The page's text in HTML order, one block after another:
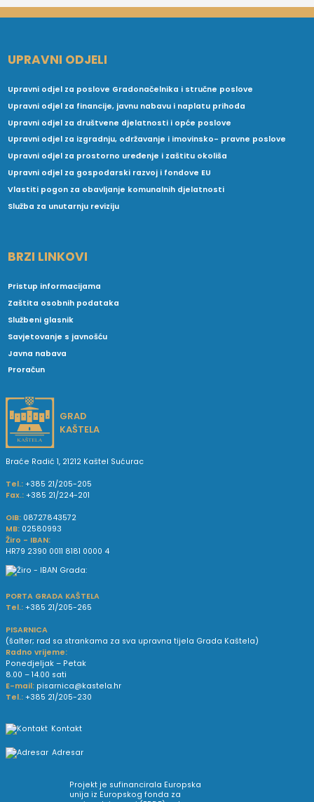
UPRAVNI ODJELI
Upravni odjel za poslove Gradonačelnika i stručne poslove
Upravni odjel za financije, javnu nabavu i naplatu prihoda
Upravni odjel za društvene djelatnosti i opće poslove
Upravni odjel za izgradnju, održavanje i imovinsko- pravne poslove
Upravni odjel za prostorno uređenje i zaštitu okoliša
Upravni odjel za gospodarski razvoj i fondove EU
Vlastiti pogon za obavljanje komunalnih djelatnosti
Služba za unutarnju reviziju
BRZI LINKOVI
Pristup informacijama
Zaštita osobnih podataka
Službeni glasnik
Savjetovanje s javnošću
Javna nabava
Proračun
GRAD
KAŠTELA
Braće Radić 1, 21212 Kaštel Sućurac
Tel.: +385 21/205-205
Fax.: +385 21/224-201
OIB: 08727843572
MB: 02580993
Žiro - IBAN:
HR79 2390 0011 8181 0000 4
PORTA GRADA KAŠTELA
Tel.: +385 21/205-265
PISARNICA
(šalter; rad sa strankama za sva upravna tijela Grada Kaštela)
Radno vrijeme:
Ponedjeljak – Petak
8.00 – 14.00 sati
E-mail: pisarnica@kastela.hr
Tel.: +385 21/205-230
Kontakt
Adresar
Projekt je sufinancirala Europska
unija iz Europskog fonda za